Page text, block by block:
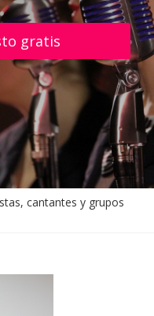
gratis
cantantes y grupos